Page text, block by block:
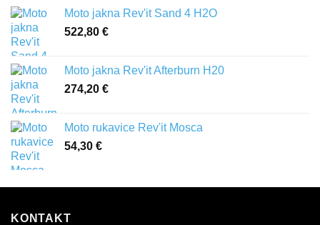
Moto jakna Rev'it Sand 4 H2O
522,80 €
Moto jakna Rev'it Afterburn H20
274,20 €
Moto rukavice Rev'it Mosca
54,30 €
KONTAKT